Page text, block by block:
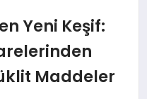
Yeni Keşif:
Maddeler